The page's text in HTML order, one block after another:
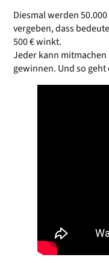
Diesmal werden
vergeben, dass
500 € winkt.
Jeder kann mitmachen
gewinnen. Und so geht